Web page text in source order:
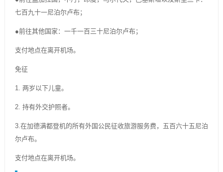
七百九十一尼泊尔卢布；
●前往其他国家：一千一百三十尼泊尔卢布；
支付地点在离开机场。
免征
1. 两岁以下儿童。
2. 持有外交护照者。
3.在加德满都登机的所有外国公民征收旅游服务费，五百六十五尼泊
尔卢布。
支付地点在离开机场。